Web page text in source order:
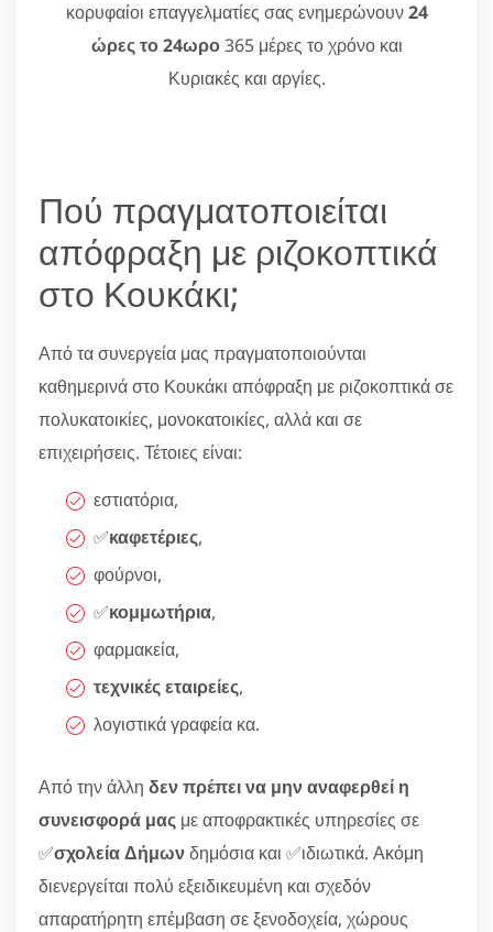
κορυφαίοι επαγγελματίες σας ενημερώνουν24
ώρες το 24ωρο365 μέρες το χρόνο και
Κυριακές και αργίες.
Πού πραγματοποιείται
απόφραξη με ριζοκοπτικά
στο Κουκάκι;
Από τα συνεργεία μας πραγματοποιούνται
καθημερινά στο Κουκάκι απόφραξη με ριζοκοπτικά σε
πολυκατοικίες, μονοκατοικίες, αλλά και σε
επιχειρήσεις. Τέτοιες είναι:
εστιατόρια,
✅καφετέριες,
φούρνοι,
✅κομμωτήρια,
φαρμακεία,
τεχνικές εταιρείες,
λογιστικά γραφεία κα.
Από την άλλη δεν πρέπει να μην αναφερθεί η
συνεισφορά μας με αποφρακτικές υπηρεσίες σε
✅σχολεία Δήμωνδημόσια και ✅ιδιωτικά. Ακόμη
διενεργείται πολύ εξειδικευμένη και σχεδόν
απαρατήρητη επέμβαση σε ξενοδοχεία, χώρους